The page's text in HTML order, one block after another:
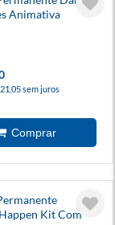
Animativa
sem juros
Kit Com